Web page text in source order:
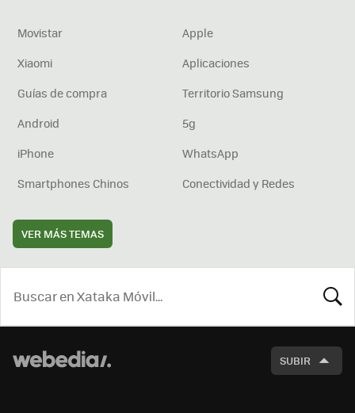
Movistar
Apple
Xiaomi
Aplicaciones
Guías de compra
Territorio Samsung
Android
5g
iPhone
WhatsApp
Smartphones Chinos
Conectividad y Redes
VER MÁS TEMAS
SUBIR